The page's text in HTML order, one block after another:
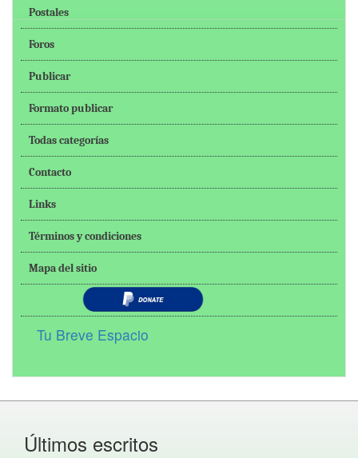
Postales
Foros
Publicar
Formato publicar
Todas categorías
Contacto
Links
Términos y condiciones
Mapa del sitio
Tu Breve Espacio
Últimos escritos